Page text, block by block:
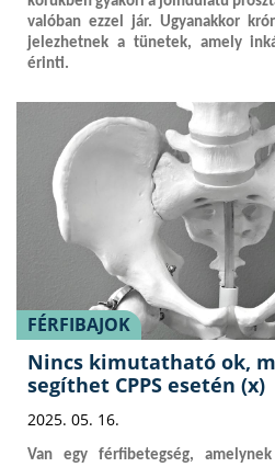
valóban ezzel jár. Ugyanakkor
jelezhetnek a tünetek, amely
érinti.
FÉRFIBAJOK
Nincs kimutatható ok,
segíthet CPPS esetén (x)
2025. 05. 16.
Van egy férfibetegség,